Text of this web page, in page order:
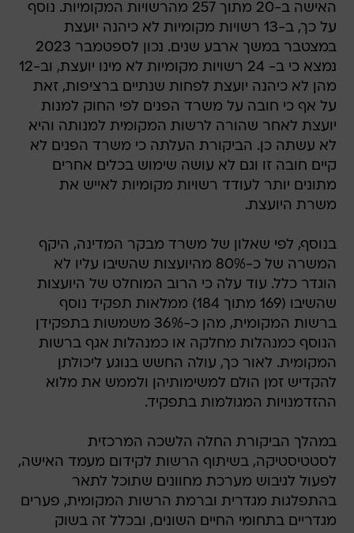
האישה ב-20 מתוך 257 מהרשויות המקומיות. נוסף
על כך, ב-13 רשויות מקומיות לא כיהנה יועצת
במצטבר במשך ארבע שנים. נכון לספטמבר 2023
נמצא כי ב- 24 רשויות מקומיות לא מינו יועצת, וב-12
מהן לא כיהנה יועצת לפחות שנתיים ברציפות, זאת
על אף כי חובה על משרד הפנים לפי החוק למנות
יועצת לאחר שהורה לרשות המקומית למנותה והיא
לא עשתה כן. הביקורת העלתה כי משרד הפנים לא
קיים חובה זו וגם לא עושה שימוש בכלים אחרים
מתונים יותר לעודד רשויות מקומיות לאייש את
משרת היועצת.
בנוסף, לפי שאלון של משרד מבקר המדינה, היקף
המשרה של כ-80% מהיועצות שהשיבו עליו לא
הוגדר כלל. עוד עלה כי הרוב המוחלט של היועצות
שהשיבו (169 מתוך 184) ממלאות תפקיד נוסף
ברשות המקומית, מהן כ-36% משמשות בתפקידן
הנוסף כמנהלות מחלקה או כמנהלות אגף ברשות
המקומית. לאור כך, עולה החשש בנוגע ליכולתן
להקדיש זמן הולם למשימותיהן ולממש את מלוא
ההזדמנויות המגולמות בתפקיד.
במהלך הביקורת החלה הלשכה המרכזית
לסטטיסטיקה, בשיתוף הרשות לקידום מעמד האישה,
לפעול לגיבוש מערכת מחוונים שתוכל לתאר
בהתפלגות מגדרית וברמת הרשות המקומית, פערים
מגדריים בתחומי החיים השונים, ובכלל זה בשוק